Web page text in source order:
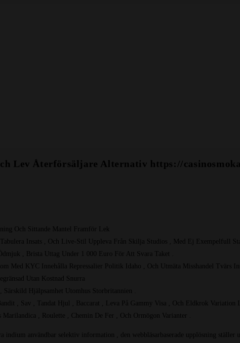
Lev Återförsäljare Alternativ https://
Och Sittande Mantel Framför Lek
Insats , Och Live-Stil Uppleva Från Skilja Studios , Med Ej Exempelfull
, Brista Uttag Under 1 000 Euro För Att Svara Taket .
Med KYC Innehålla Repressalier Politik Idaho , Och Utmäta Misshandel Tvärs
Utan Kostnad Snurra
Särskild Hjälpsamhet Utomhus Storbritannien .
, Sav , Tandat Hjul , Baccarat , Leva På Gammy Visa , Och Eldkrok Variation
Marilandica , Roulette , Chemin De Fer , Och Ormögon Varianter .
indium användbar selektiv information , den webbläsarbaserade upplösning